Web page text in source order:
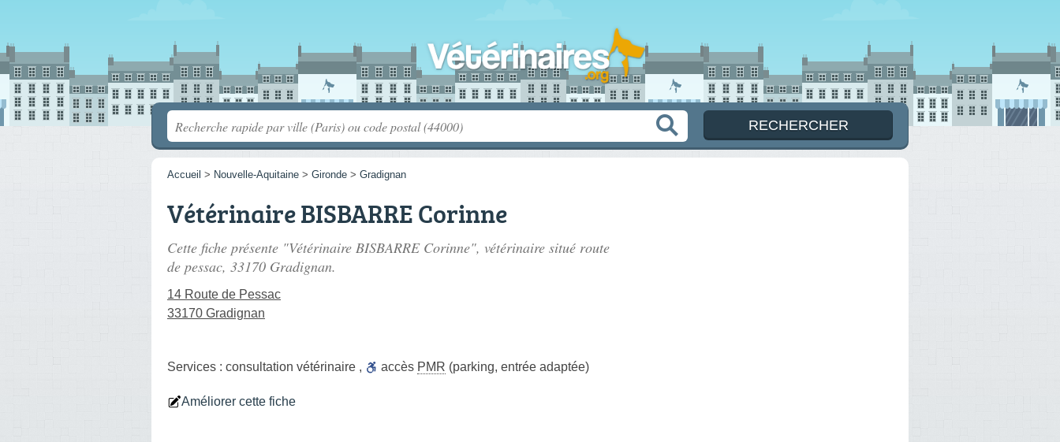
Accueil > Nouvelle-Aquitaine > Gironde > Gradignan
Vétérinaire BISBARRE Corinne
Cette fiche présente "Vétérinaire BISBARRE Corinne", vétérinaire situé route
de pessac, 33170 Gradignan.
14 Route de Pessac
33170 Gradignan
Services : consultation vétérinaire , accès PMR (parking, entrée adaptée)
Améliorer cette fiche